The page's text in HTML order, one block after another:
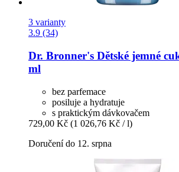
3 varianty
3.9 (34)
Dr. Bronner's Dětské jemné
ml
bez parfemace
posiluje a hydratuje
s praktickým dávkovačem
729,00 Kč (1 026,76 Kč / l)
Doručení do 12. srpna